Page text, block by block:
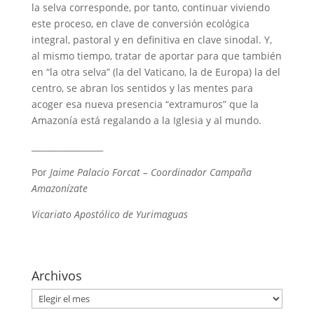
la selva corresponde, por tanto, continuar viviendo
este proceso, en clave de conversión ecológica
integral, pastoral y en definitiva en clave sinodal. Y,
al mismo tiempo, tratar de aportar para que también
en “la otra selva” (la del Vaticano, la de Europa) la del
centro, se abran los sentidos y las mentes para
acoger esa nueva presencia “extramuros” que la
Amazonía está regalando a la Iglesia y al mundo.
Por Jaime Palacio Forcat – Coordinador Campaña
Amazonízate
Vicariato Apostólico de Yurimaguas
Archivos
Archivos